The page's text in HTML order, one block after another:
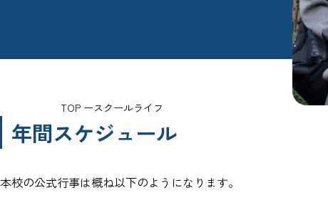
TOP スクールライフ
年間スケジュール
本校の公式行事は概ね以下のようになります。